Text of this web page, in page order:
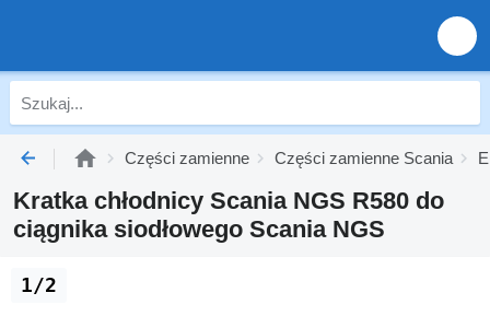
Części zamienne Części zamienne Scania
Kratka chłodnicy Scania NGS R580 do
ciągnika siodłowego Scania NGS
1/2